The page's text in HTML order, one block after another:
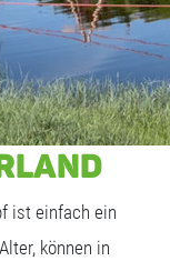
ist einfach ein
können in